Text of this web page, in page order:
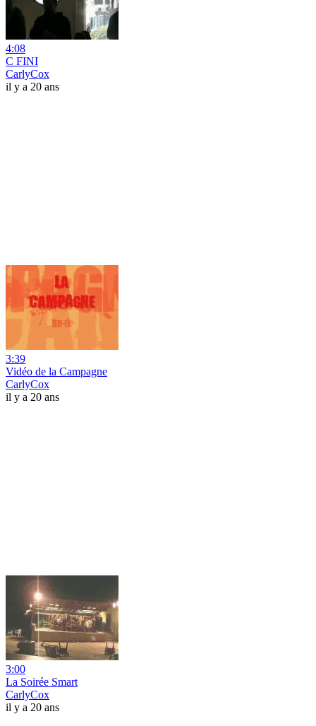
4:08
C FINI
CarlyCox
il y a 20 ans
3:39
Vidéo de la Campagne
CarlyCox
il y a 20 ans
3:00
La Soirée Smart
CarlyCox
il y a 20 ans